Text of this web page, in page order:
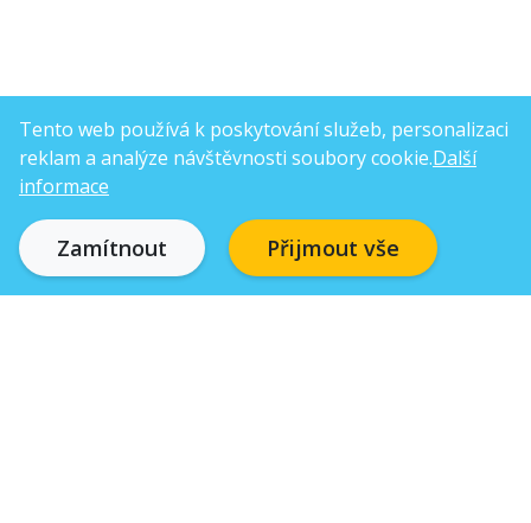
Tento web používá k poskytování služeb, personalizaci
reklam a analýze návštěvnosti soubory cookie.Další
informace
Zamítnout Přijmout vše